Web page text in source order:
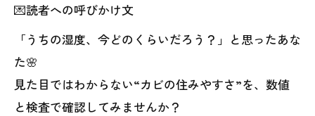
💌読者への呼びかけ文
「うちの湿度、今どのくらいだろう？」と思ったあな
た🌸
見た目ではわからない“カビの住みやすさ”を、数値
と検査で確認してみませんか？